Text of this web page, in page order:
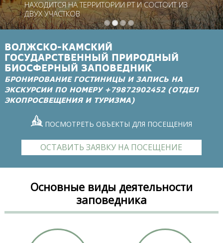
НАХОДИТСЯ НА ТЕРРИТОРИИ РТ И СОСТОИТ ИЗ
ДВУХ УЧАСТКОВ
ВОЛЖСКО-КАМСКИЙ
ГОСУДАРСТВЕННЫЙ ПРИРОДНЫЙ
БИОСФЕРНЫЙ ЗАПОВЕДНИК
БРОНИРОВАНИЕ ГОСТИНИЦЫ И ЗАПИСЬ НА
ЭКСКУРСИИ ПО НОМЕРУ +79872902452 (ОТДЕЛ
ЭКОПРОСВЕЩЕНИЯ И ТУРИЗМА)
ПОСМОТРЕТЬ ОБЪЕКТЫ ДЛЯ ПОСЕЩЕНИЯ
ОСТАВИТЬ ЗАЯВКУ НА ПОСЕЩЕНИЕ
Основные виды деятельности
заповедника